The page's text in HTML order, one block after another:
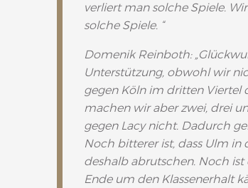
verliert man solche Spiele.
solche Spiele. “
Domenik Reinboth:
Unterstützung, obwohl wir
gegen Köln im dritten Viertel
machen wir aber zwei, drei
gegen Lacy nicht. Dadurch
Noch bitterer ist, dass Ulm
deshalb abrutschen. Noch
Ende um den Klassenerhalt